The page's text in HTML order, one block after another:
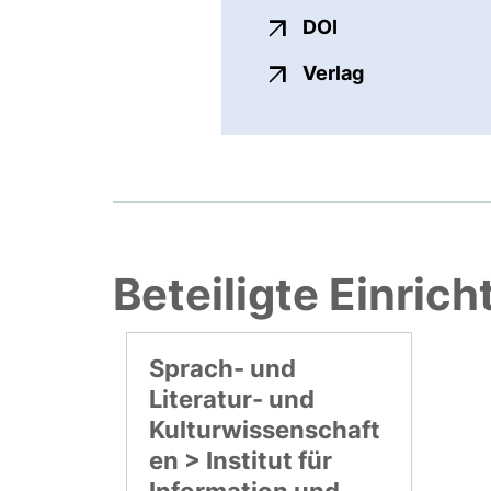
DOI
Verlagexterner
Beteiligte
Sprach- und
Literatur- und
Kulturwissenschaft
en > Institut für